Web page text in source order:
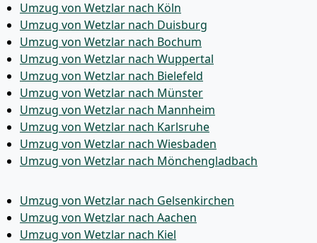
Umzug von Wetzlar nach Köln
Umzug von Wetzlar nach Duisburg
Umzug von Wetzlar nach Bochum
Umzug von Wetzlar nach Wuppertal
Umzug von Wetzlar nach Bielefeld
Umzug von Wetzlar nach Münster
Umzug von Wetzlar nach Mannheim
Umzug von Wetzlar nach Karlsruhe
Umzug von Wetzlar nach Wiesbaden
Umzug von Wetzlar nach Mönchen­gladbach
Umzug von Wetzlar nach Gelsenkirchen
Umzug von Wetzlar nach Aachen
Umzug von Wetzlar nach Kiel